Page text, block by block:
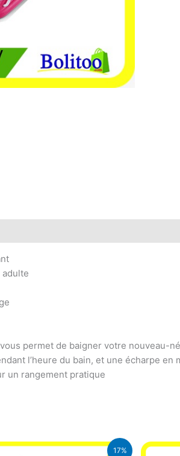
adulte
permet de baigner votre nouveau-
l’heure du bain, et une écharpe
un rangement pratique
17%
Le
Le